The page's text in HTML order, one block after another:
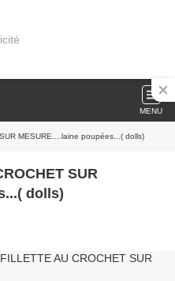
MENU
MESURE....laine poupées...( dolls)
SUR
dolls)